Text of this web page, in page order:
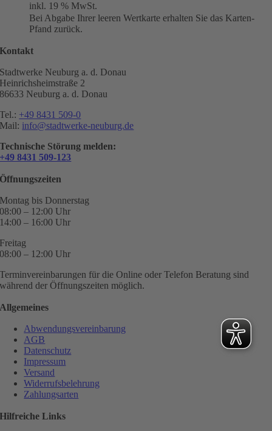
inkl. 19 % MwSt.
Bei Abgabe Ihrer leeren Wertkarte erhalten Sie das Karten-
Pfand zurück.
Kontakt
Stadtwerke Neuburg a. d. Donau
Heinrichsheimstraße 2
86633 Neuburg a. d. Donau
Tel.: +49 8431 509-0
Mail: info@stadtwerke-neuburg.de
Technische Störung melden:
+49 8431 509-123
Öffnungszeiten
Montag bis Donnerstag
08:00 – 12:00 Uhr
14:00 – 16:00 Uhr
Freitag
08:00 – 12:00 Uhr
Terminvereinbarungen für die Online oder Telefon Beratung sind
während der Öffnungszeiten möglich.
Allgemeines
Abwendungsvereinbarung
AGB
Datenschutz
Impressum
Versand
Widerrufsbelehrung
Zahlungsarten
Hilfreiche Links